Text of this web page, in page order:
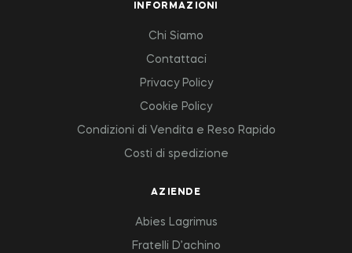
INFORMAZIONI
Chi Siamo
Contattaci
Privacy Policy
Cookie Policy
Condizioni di Vendita e Reso Rapido
Costi di spedizione
AZIENDE
Abies Lagrimus
Fratelli D’achino